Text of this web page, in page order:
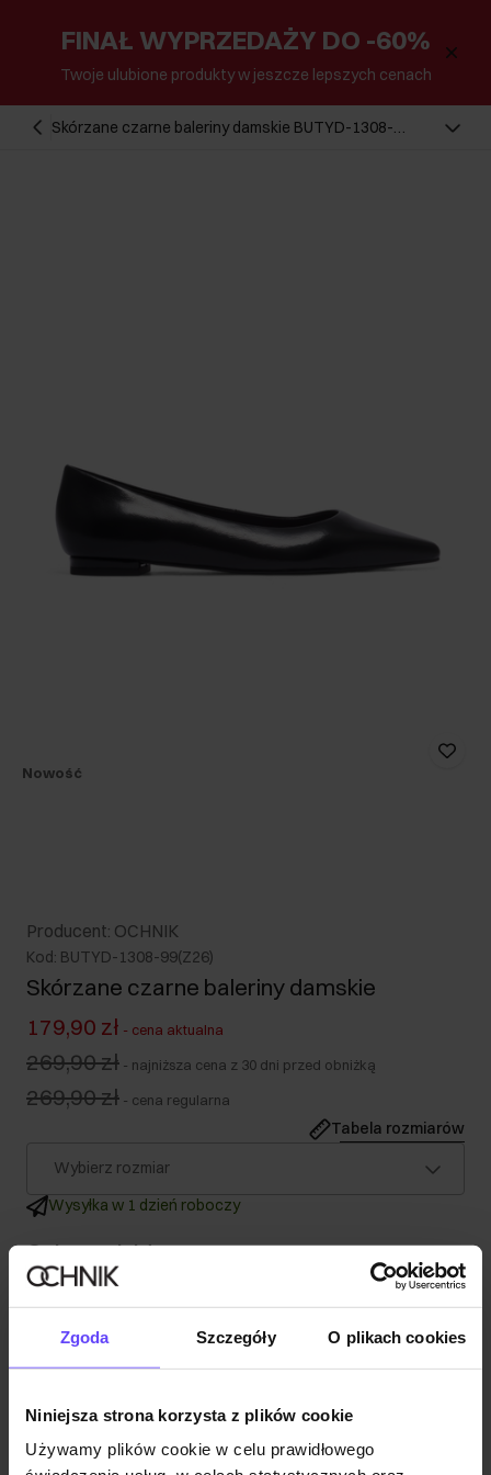
Zgoda Szczegóły O plikach cookies
Niniejsza strona korzysta z plików cookie
Używamy plików cookie w celu prawidłowego
FINAŁ WYPRZEDAŻY DO -60%
Twoje ulubione produkty w jeszcze lepszych cenach
Skórzane czarne baleriny damskie BUTYD-1308-
Nowość
Producent: OCHNIK
Kod: BUTYD-1308-99(Z26)
Skórzane czarne baleriny damskie
179,90 zł - cena aktualna
269,90 zł - najniższa cena z 30 dni przed obniżką
269,90 zł - cena regularna
Tabela rozmiarów
Wybierz rozmiar
Wysyłka w 1 dzień roboczy
Opis produktu
Opinie